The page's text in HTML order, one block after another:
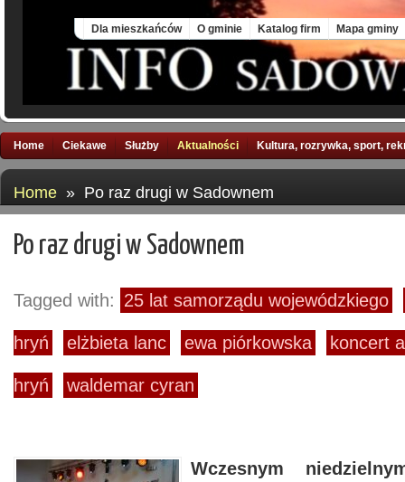
Dla mieszkańców O gminie Katalog firm Mapa gminy
Home Ciekawe Służby Aktualności Kultura, rozrywka, sport,
Home » Po raz drugi w Sadownem
Po raz drugi w Sadownem
Tagged with: 25 lat samorządu wojewódzkiego
hryń elżbieta lanc ewa piórkowska koncert
hryń waldemar cyran
Wczesnym